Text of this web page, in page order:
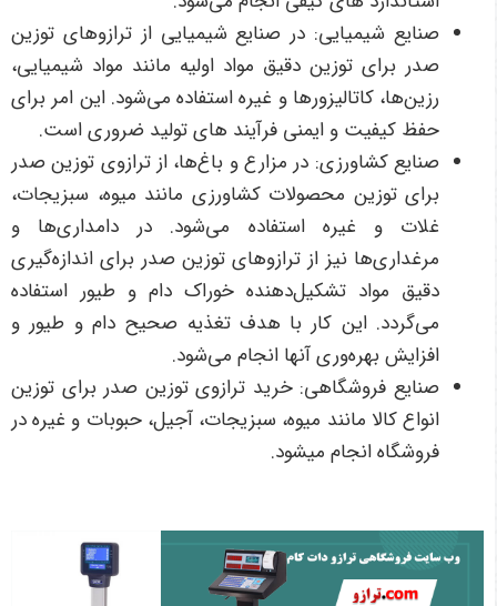
صنایع شیمیایی: در صنایع شیمیایی از ترازوهای توزین
صدر برای توزین دقیق مواد اولیه مانند مواد شیمیایی،
رزین‌ها، کاتالیزورها و غیره استفاده می‌شود. این امر برای
حفظ کیفیت و ایمنی فرآیند های تولید ضروری است.
صنایع کشاورزی: در مزارع و باغ‌ها، از ترازوی توزین صدر
برای توزین محصولات کشاورزی مانند میوه، سبزیجات،
غلات و غیره استفاده می‌شود. در دامداری‌ها و
مرغداری‌ها نیز از ترازوهای توزین صدر برای اندازه‌گیری
دقیق مواد تشکیل‌دهنده خوراک دام و طیور استفاده
می‌گردد. این کار با هدف تغذیه صحیح دام و طیور و
افزایش بهره‌وری آنها انجام می‌شود.
صنایع فروشگاهی:خرید ترازوی توزین صدر برای توزین
انواع کالا مانند میوه، سبزیجات، آجیل، حبوبات و غیره در
فروشگاه انجام می­شود.